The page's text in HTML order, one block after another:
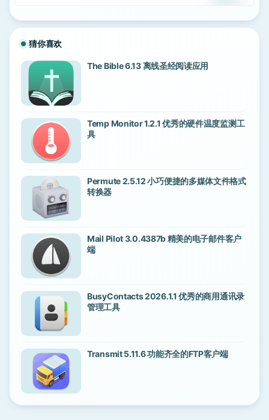
猜你喜欢
The Bible 6.13 离线圣经阅读应用
Temp Monitor 1.2.1 优秀的硬件温度监测工
具
Permute 2.5.12 小巧便捷的多媒体文件格式
转换器
Mail Pilot 3.0.4387b 精美的电子邮件客户
端
BusyContacts 2026.1.1 优秀的商用通讯录
管理工具
Transmit 5.11.6 功能齐全的FTP客户端